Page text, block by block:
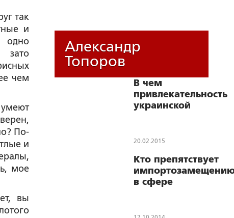
так
и
одно
зато
чем
По-
и
мое
вы
Александр
Топоров
В чем
привлекательность
украинской
20.02.2015
Кто препятствует
в сфере